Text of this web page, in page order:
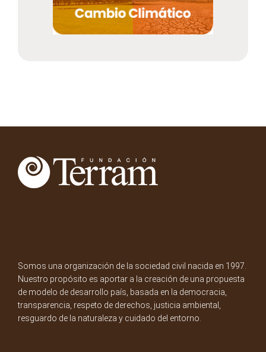
Somos una organización de la sociedad civil nacida en 1997.
Nuestro propósito es aportar a la creación de una propuesta
de modelo de desarrollo país, basada en la democracia,
transparencia, respeto de derechos, justicia ambiental,
resguardo de la naturaleza y cuidado del entorno.